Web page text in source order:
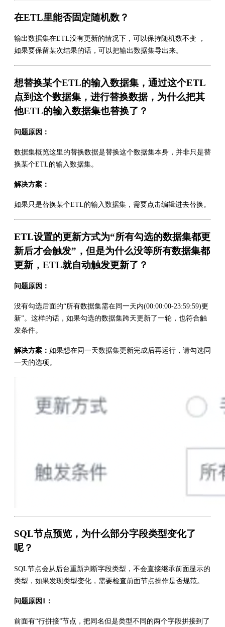
在ETL里能否固定随机数？
输出数据集在ETL没有更新的情况下，可以保持随机数不变 ，
如果要保留某次结果的话，可以把输出数据集导出来。
想替换某个ETL的输入数据集，通过这个ETL
点到这个数据集，进行替换数据，为什么把其
他ETL的输入数据集也替换了？
问题原因：
数据集概览这里的替换数据是替换这个数据集本身，并非只是替
换某个ETL的输入数据集。
解决方案：
如果只是替换某个ETL的输入数据集，需要点击编辑进去替换。
ETL设置的更新方式为“所有勾选的数据集都更
新后才会触发”，但是为什么没等所有数据集都
更新，ETL就自动触发更新了？
问题原因：
没有勾选后面的“所有数据集需在同一天内(00:00:00-23:59:59)更
新”。这样的话，如果勾选的数据集跨天更新了一轮，也符合触
发条件。
解决方案： 如果想在同一天数据集更新完成后再运行，请勾选同
一天的选项。
SQL节点预览，为什么部分字段类型变化了
呢？
SQL节点会从后台重新判断字段类型，不会直接继承前面显示的
类型，如果发现类型变化，需要检查前面节点操作是否规范。
问题原因1：
前面有“行拼接”节点，把同名但是类型不同的两个字段拼接到了